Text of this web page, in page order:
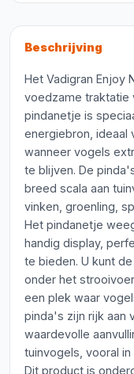
Beschrijving
Het Vadigran Enjoy
voedzame traktatie
pindanetje is
energiebron, ideaal
wanneer vogels
te blijven. De
breed scala aan
vinken, groenling,
Het pindanetje
handig display,
te bieden. U kunt
onder het
een plek waar
pinda's zijn rijk aan
waardevolle
tuinvogels, vooral
Dit product is